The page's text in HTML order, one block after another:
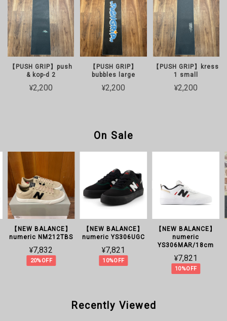
【PUSH GRIP】push
& kop-d 2
¥2,200
【PUSH GRIP】
bubbles large
¥2,200
【PUSH GRIP】kress
1 small
¥2,200
On Sale
【NEW BALANCE】
numeric NM212TBS
¥7,832
20%OFF
【NEW BALANCE】
numeric YS306UGC
¥7,821
10%OFF
【NEW BALANCE】
numeric
YS306MAR/18cm
¥7,821
10%OFF
Recently Viewed